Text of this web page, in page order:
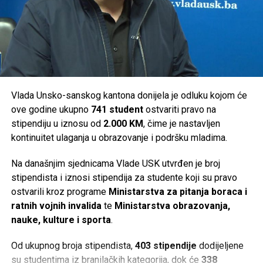
46.000 KM
Sanski Most – 36.000 KM
Velika Kladuša – 36.000 KM
Ukupno je za podršku turističkim manifestacijama na
Share Post
Share
Tweet Share
Mail
Vlada Unsko-sanskog kantona donijela je odluku kojom će
ove godine ukupno 741 studentostvariti pravo na
stipendiju u iznosu od 2.000 KM, čime je nastavljen
kontinuitet ulaganja u obrazovanje i podršku mladima.
Na današnjim sjednicama Vlade USK utvrđen je broj
stipendista i iznosi stipendija za studente koji su pravo
ostvarili kroz programe Ministarstva za pitanja boraca i
ratnih vojnih invalidate Ministarstva obrazovanja,
nauke, kulture i sporta.
Od ukupnog broja stipendista, 403 stipendije dodijeljene
su studentima iz branilačkih kategorija, dok će 338